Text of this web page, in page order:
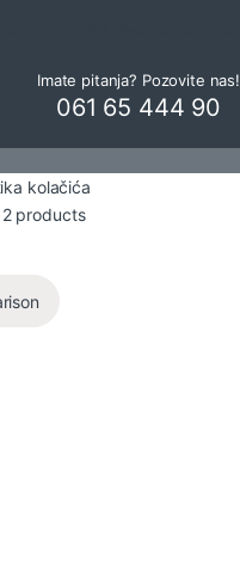
Imate pitanja? Pozovite nas!
061 65 444 90
kolačića
products